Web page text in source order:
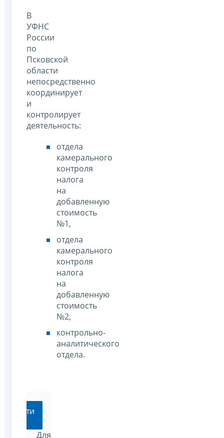
В
УФНС
России
по
Псковской
области
непосредственно
координирует
и
контролирует
деятельность:
отдела
камерального
контроля
налога
на
добавленную
стоимость
№1,
отдела
камерального
контроля
налога
на
добавленную
стоимость
№2,
контрольно-
аналитического
отдела.
Перейти
Для